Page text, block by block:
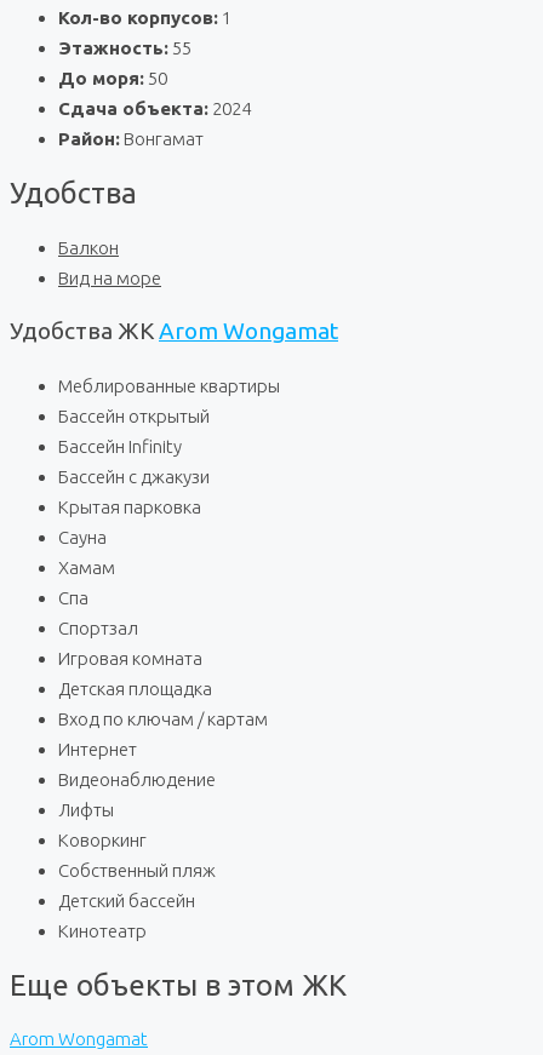
Кол-во корпусов: 1
Этажность: 55
До моря: 50
Сдача объекта: 2024
Район: Вонгамат
Удобства
Балкон
Вид на море
Удобства ЖКArom Wongamat
Меблированные квартиры
Бассейн открытый
Бассейн Infinity
Бассейн с джакузи
Крытая парковка
Сауна
Хамам
Спа
Спортзал
Игровая комната
Детская площадка
Вход по ключам / картам
Интернет
Видеонаблюдение
Лифты
Коворкинг
Собственный пляж
Детский бассейн
Кинотеатр
Еще объекты в этом ЖК
Arom Wongamat